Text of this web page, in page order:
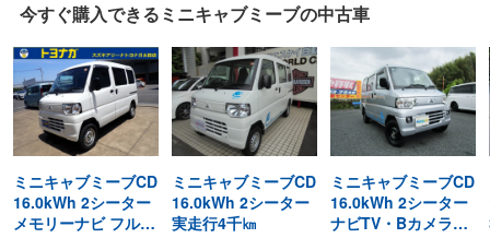
今すぐ購入できる ミニキャブミーブの中古車
ミニキャブミーブCD
16.0kWh 2シーター
メモリーナビ フルセ
ミニキャブミーブCD
16.0kWh 2シーター
実走行4千㎞
ミニキャブミーブCD
16.0kWh 2シーター
ナビTV・Bカメラ・